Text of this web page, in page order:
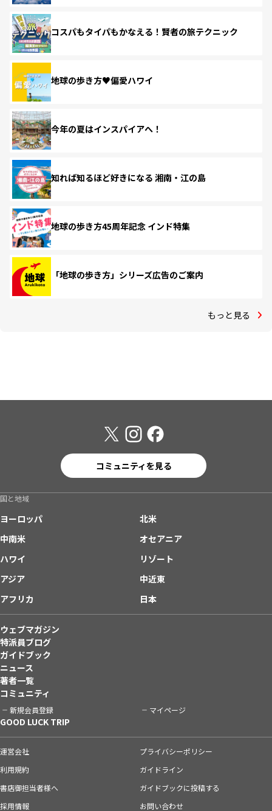
コスパもタイパもかなえる！賢者の旅テクニック
地球の歩き方♥偏愛ハワイ
今年の夏はインスパイアへ！
知れば知るほど好きになる 湘南・江の島
地球の歩き方45周年記念 インド特集
「地球の歩き方」シリーズ広告のご案内
もっと見る
コミュニティを見る
国と地域
ヨーロッパ
北米
中南米
オセアニア
ハワイ
リゾート
アジア
中近東
アフリカ
日本
ウェブマガジン
特派員ブログ
ガイドブック
ニュース
著者一覧
コミュニティ
新規会員登録 マイページ
GOOD LUCK TRIP
運営会社
プライバシーポリシー
利用規約
ガイドライン
書店御担当者様へ
ガイドブックに投稿する
採用情報
お問い合わせ